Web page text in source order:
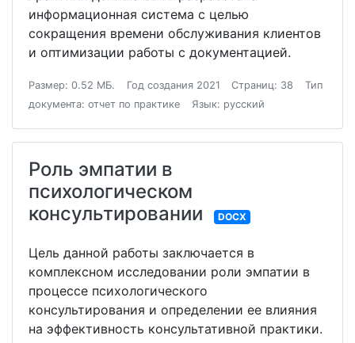
информационная система с целью
сокращения времени обслуживания клиентов
и оптимизации работы с документацией.
Размер: 0.52 МБ. Год создания 2021 Страниц: 38
Тип
документа: отчет по практике
Язык: русский
Роль эмпатии в
психологическом
консультировании
DOCX
Цель данной работы заключается в
комплексном исследовании роли эмпатии в
процессе психологического
консультирования и определении ее влияния
на эффективность консультативной практики.